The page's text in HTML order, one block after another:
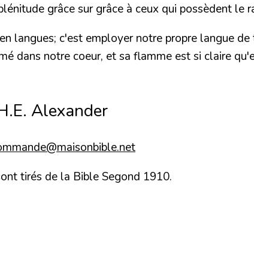
grâce sur grâce à ceux qui possèdent le
langues; c'est employer notre propre langue
dans notre coeur, et sa flamme est si claire
Alexander
tirés de la Bible Segond 1910.